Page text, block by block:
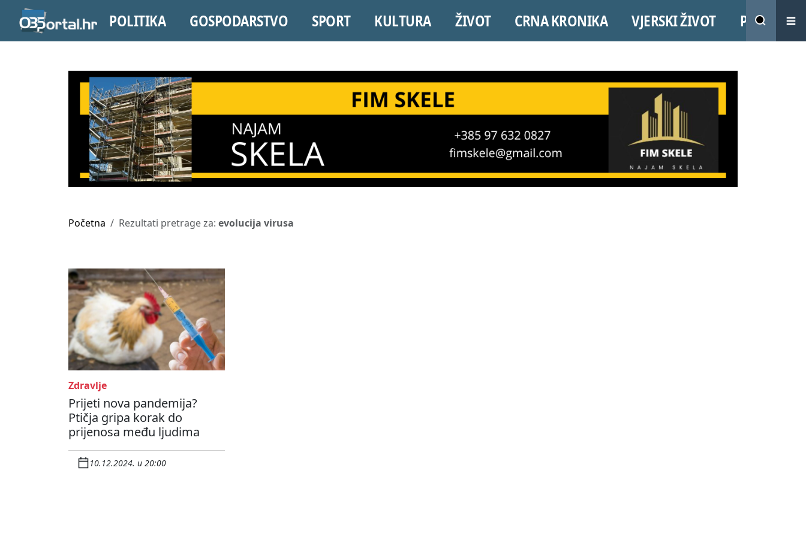
POLITIKA GOSPODARSTVO SPORT KULTURA ŽIVOT CRNA KRONIKA VJERSKI ŽIVOT PROMO
Početna Rezultati pretrage za: evolucija virusa
Zdravlje
Prijeti nova pandemija?
Ptičja gripa korak do
prijenosa među ljudima
10.12.2024. u 20:00